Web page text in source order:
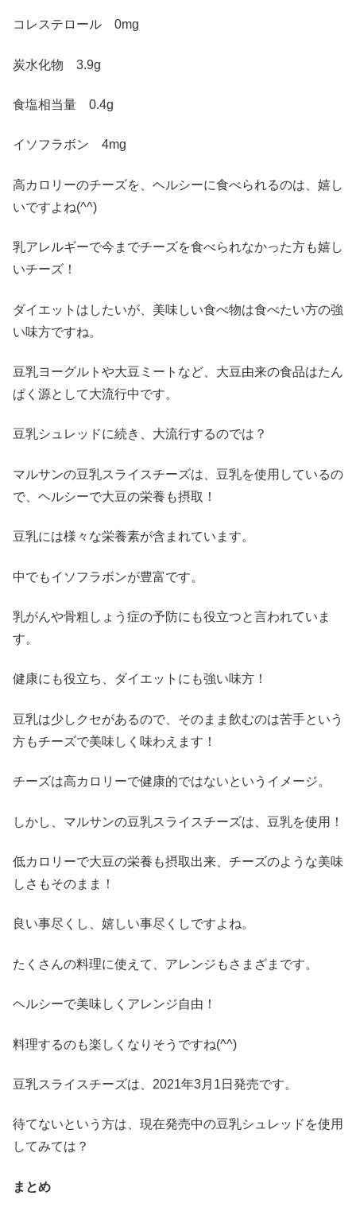
コレステロール 0mg
炭水化物 3.9g
食塩相当量 0.4g
イソフラボン 4mg
高カロリーのチーズを、ヘルシーに食べられるのは、嬉し
いですよね(^^)
乳アレルギーで今までチーズを食べられなかった方も嬉し
いチーズ！
ダイエットはしたいが、美味しい食べ物は食べたい方の強
い味方ですね。
豆乳ヨーグルトや大豆ミートなど、大豆由来の食品はたん
ぱく源として大流行中です。
豆乳シュレッドに続き、大流行するのでは？
マルサンの豆乳スライスチーズは、豆乳を使用しているの
で、ヘルシーで大豆の栄養も摂取！
豆乳には様々な栄養素が含まれています。
中でもイソフラボンが豊富です。
乳がんや骨粗しょう症の予防にも役立つと言われていま
す。
健康にも役立ち、ダイエットにも強い味方！
豆乳は少しクセがあるので、そのまま飲むのは苦手という
方もチーズで美味しく味わえます！
チーズは高カロリーで健康的ではないというイメージ。
しかし、マルサンの豆乳スライスチーズは、豆乳を使用！
低カロリーで大豆の栄養も摂取出来、チーズのような美味
しさもそのまま！
良い事尽くし、嬉しい事尽くしですよね。
たくさんの料理に使えて、アレンジもさまざまです。
ヘルシーで美味しくアレンジ自由！
料理するのも楽しくなりそうですね(^^)
豆乳スライスチーズは、 2021年3月 1 日発売です。
待てないという方は、現在発売中の豆乳シュレッドを使用
してみては？
まとめ